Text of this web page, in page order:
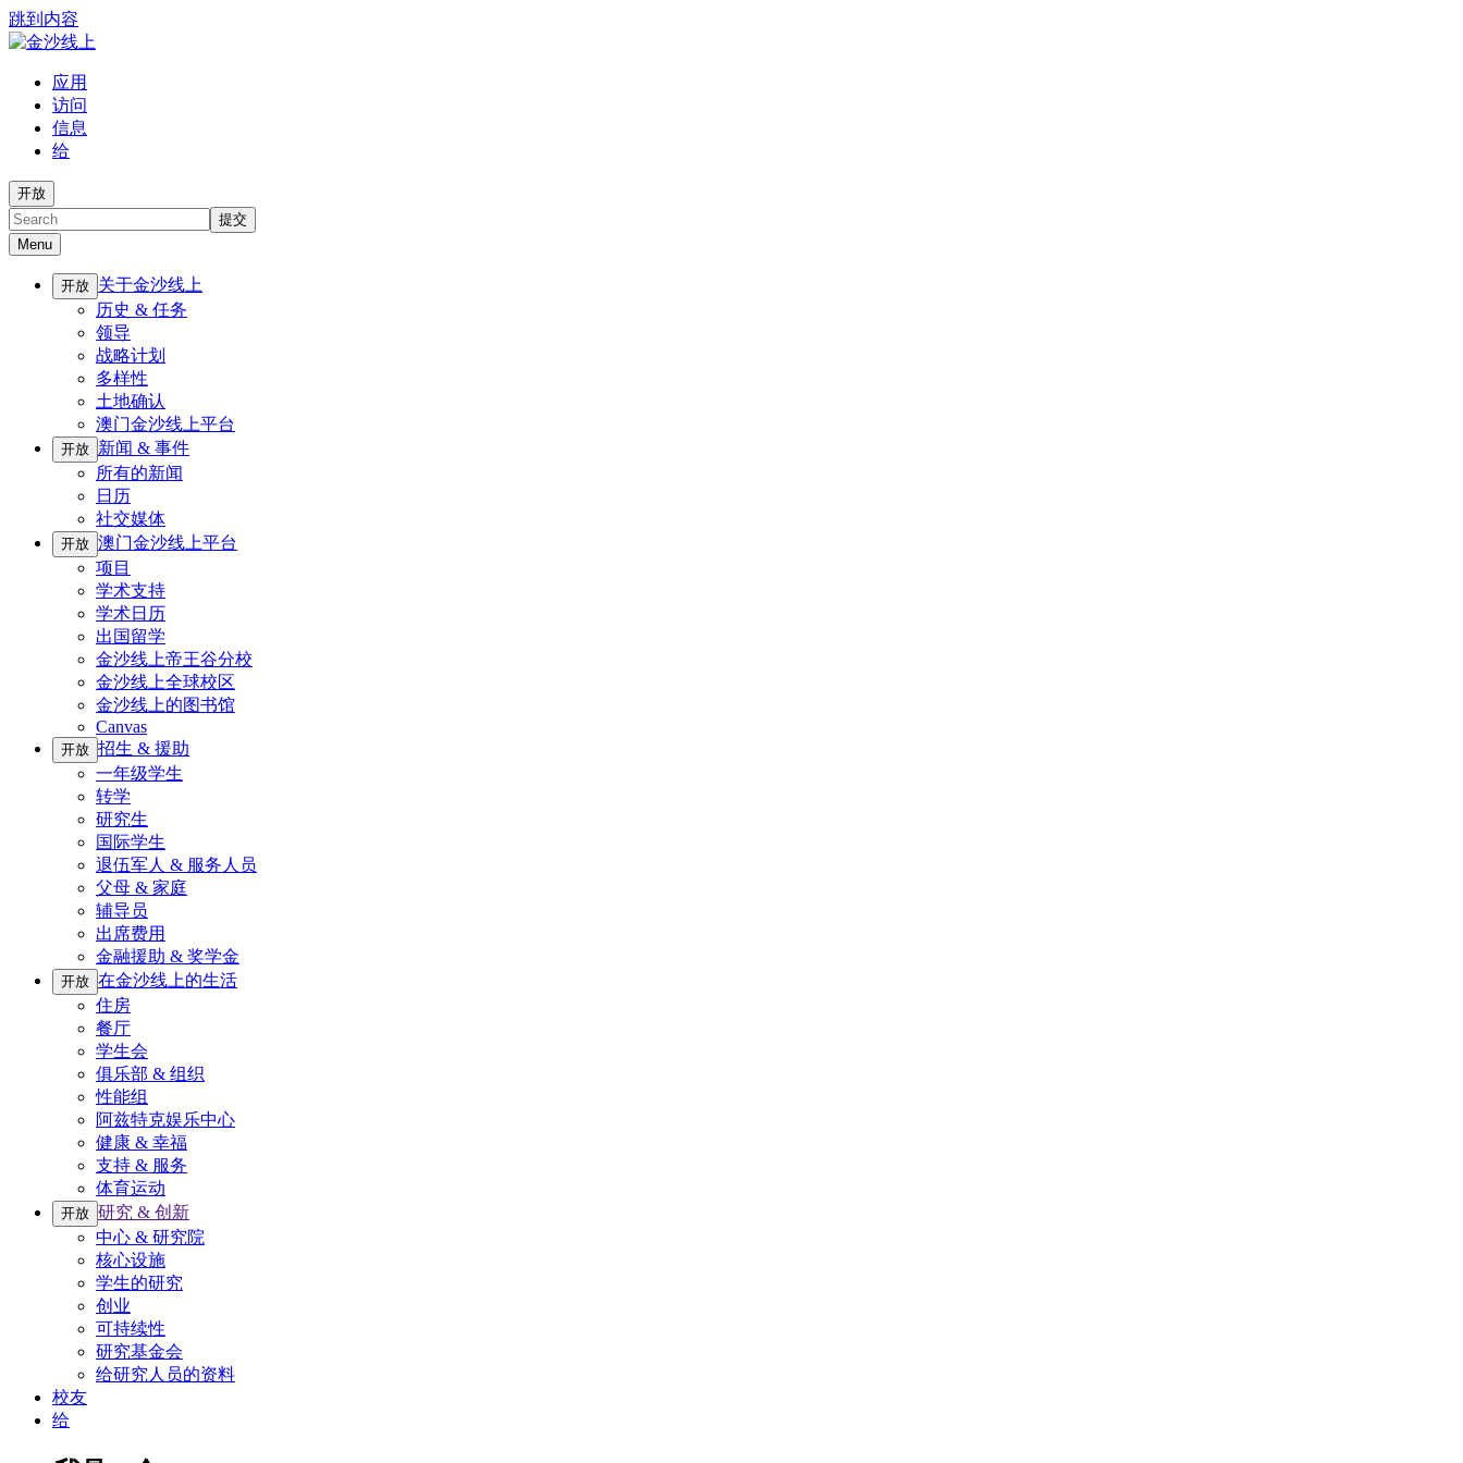
跳到内容
应用
访问
信息
给
开放
搜
索
提交
Menu
开放 关于金沙线上
历史 & 任务
领导
战略计划
多样性
土地确认
澳门金沙线上平台
开放 新闻 & 事件
所有的新闻
日历
社交媒体
开放 澳门金沙线上平台
项目
学术支持
学术日历
出国留学
金沙线上帝王谷分校
金沙线上全球校区
金沙线上的图书馆
Canvas
开放 招生 & 援助
一年级学生
转学
研究生
国际学生
退伍军人 & 服务人员
父母 & 家庭
辅导员
出席费用
金融援助 & 奖学金
开放 在金沙线上的生活
住房
餐厅
学生会
俱乐部 & 组织
性能组
阿兹特克娱乐中心
健康 & 幸福
支持 & 服务
体育运动
开放 研究 & 创新
中心 & 研究院
核心设施
学生的研究
创业
可持续性
研究基金会
给研究人员的资料
校友
给